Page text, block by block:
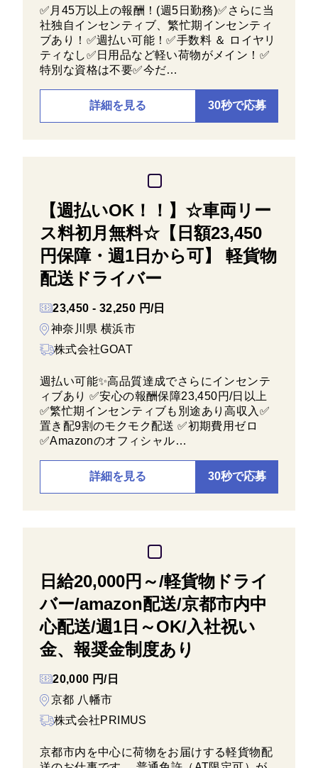
✅月45万以上の報酬！(週5日勤務)✅さらに当
社独自インセンティブ、繁忙期インセンティ
ブあり！✅️週払い可能！✅️手数料 ＆ ロイヤリ
ティなし✅️日用品など軽い荷物がメイン！✅️
特別な資格は不要✅今だ…
詳細を見る 30秒で応募
【週払いOK！！】☆車両リー
ス料初月無料☆【日額23,450
円保障・週1日から可】 軽貨物
配送ドライバー
23,450 - 32,250 円/日
神奈川県 横浜市
株式会社GOAT
週払い可能✨高品質達成でさらにインセンテ
ィブあり ✅安心の報酬保障23,450円/日以上
✅繁忙期インセンティブも別途あり高収入✅
置き配9割のモクモク配送 ✅初期費用ゼロ
✅Amazonのオフィシャル…
詳細を見る 30秒で応募
日給20,000円～/軽貨物ドライ
バー/amazon配送/京都市内中
心配送/週1日～OK/入社祝い
金、報奨金制度あり
20,000 円/日
京都 八幡市
株式会社PRIMUS
京都市内を中心に荷物をお届けする軽貨物配